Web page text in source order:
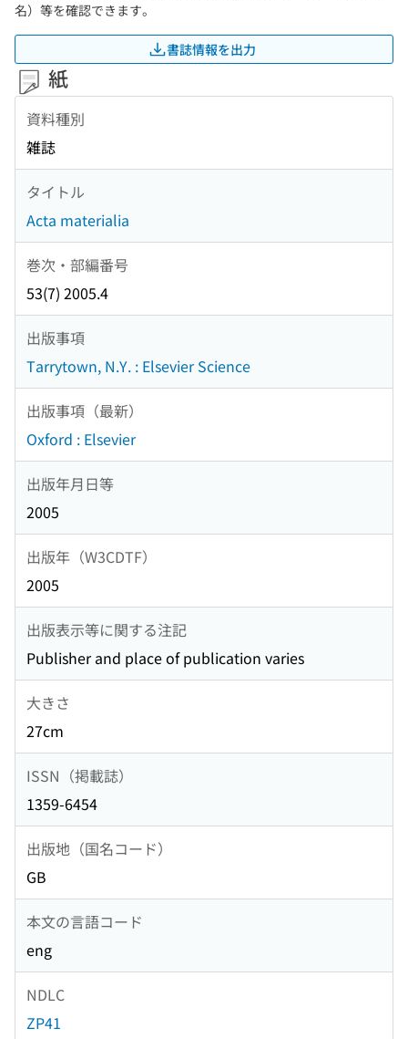
名）等を確認できます。
書誌情報を出力
紙
資料種別
雑誌
タイトル
Acta materialia
巻次・部編番号
53(7) 2005.4
出版事項
Tarrytown, N.Y. : Elsevier Science
出版事項（最新）
Oxford : Elsevier
出版年月日等
2005
出版年（W3CDTF）
2005
出版表示等に関する注記
Publisher and place of publication varies
大きさ
27cm
ISSN（掲載誌）
1359-6454
出版地（国名コード）
GB
本文の言語コード
eng
NDLC
ZP41